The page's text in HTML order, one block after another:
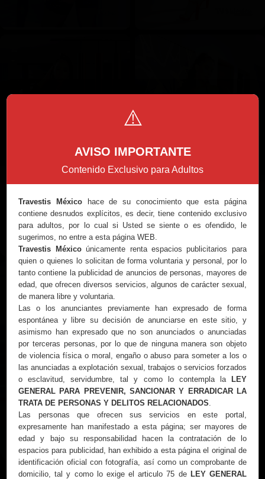
⚠️
AVISO IMPORTANTE
Contenido Exclusivo para Adultos
Travestis Méxicohace de su conocimiento que esta página
contiene desnudos explícitos, es decir, tiene contenido exclusivo
para adultos, por lo cual si Usted se siente o es ofendido, le
sugerimos, no entre a esta página WEB.
Travestis Méxicoúnicamente renta espacios publicitarios para
quien o quienes lo solicitan de forma voluntaria y personal, por lo
tanto contiene la publicidad de anuncios de personas, mayores de
edad, que ofrecen diversos servicios, algunos de carácter sexual,
de manera libre y voluntaria.
Las o los anunciantes previamente han expresado de forma
espontánea y libre su decisión de anunciarse en este sitio, y
asimismo han expresado que no son anunciados o anunciadas
por terceras personas, por lo que de ninguna manera son objeto
de violencia física o moral, engaño o abuso para someter a los o
las anunciadas a explotación sexual, trabajos o servicios forzados
o esclavitud, servidumbre, tal y como lo contempla la
LEY
GENERAL PARA PREVENIR, SANCIONAR Y ERRADICAR LA
TRATA DE PERSONAS Y DELITOS RELACIONADOS.
Las personas que ofrecen sus servicios en este portal,
expresamente han manifestado a esta página; ser mayores de
edad y bajo su responsabilidad hacen la contratación de lo
espacios para publicidad, han exhibido a esta página el original de
identificación oficial con fotografía, así como un comprobante de
domicilio, tal y como lo exige el articulo 75 de LEY GENERAL